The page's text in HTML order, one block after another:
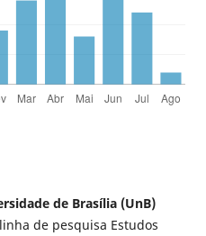
de Brasília (UnB)
de pesquisa Estudos